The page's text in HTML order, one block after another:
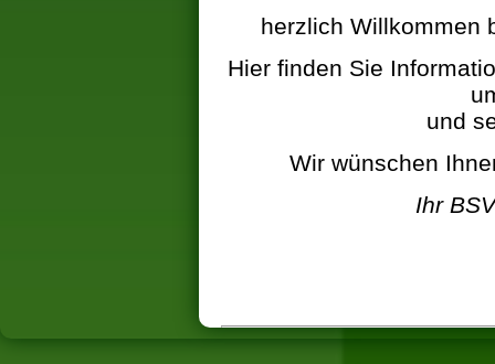
herzlich Willkommen
Hier finden Sie
und
Wir wünschen
Ihr